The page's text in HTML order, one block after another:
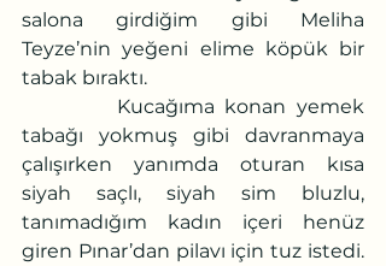
salona girdiğim gibi Meliha
Teyze’nin yeğeni elime köpük bir
tabak bıraktı.
Kucağıma konan yemek
tabağı yokmuş gibi davranmaya
çalışırken yanımda oturan kısa
siyah saçlı, siyah sim bluzlu,
tanımadığım kadın içeri henüz
giren Pınar’dan pilavı için tuz istedi.